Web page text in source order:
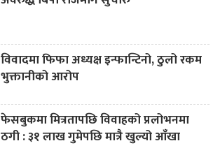
विवादमा फिफा अध्यक्ष इन्फान्टिनो, ठुलो रकम
भुक्तानीको आरोप
फेसबुकमा मित्रतापछि विवाहको प्रलोभनमा
ठगी : ३१ लाख गुमेपछि मात्रै खुल्यो आँखा